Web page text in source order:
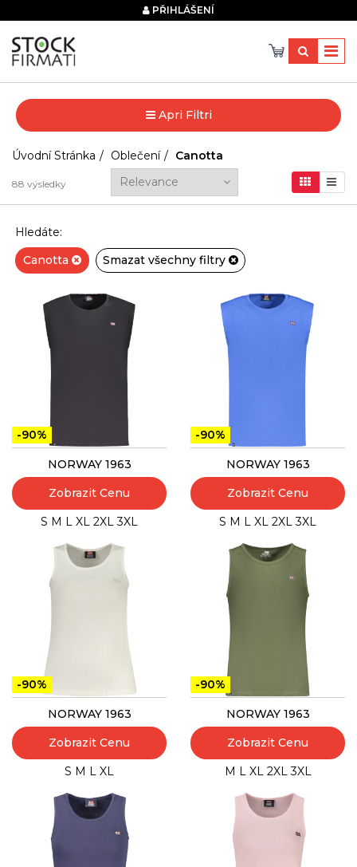
PŘIHLÁŠENÍ
Apri Filtri
Úvodní Stránka Oblečení Canotta
88 výsledky
Hledáte:
Canotta
Smazat všechny filtry
-90%
NORWAY 1963
Zobrazit Cenu
S M L XL 2XL 3XL
-90%
NORWAY 1963
Zobrazit Cenu
S M L XL 2XL 3XL
-90%
NORWAY 1963
Zobrazit Cenu
S M L XL
-90%
NORWAY 1963
Zobrazit Cenu
M L XL 2XL 3XL